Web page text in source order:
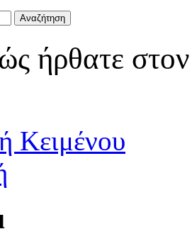
Αναζήτηση
ήρθατε
Κειμένου